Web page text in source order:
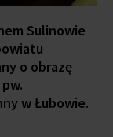
Sulinowie
o obrazę
w Łubowie.